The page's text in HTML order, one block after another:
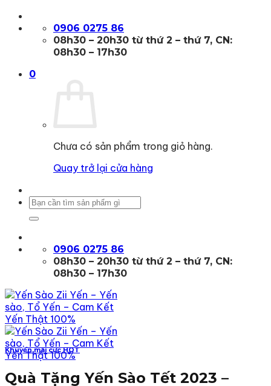
qua
0906 0275 86
08h30 – 20h30 từ thứ 2 – thứ 7, CN:
08h30 – 17h30
0
Chưa có sản phẩm trong giỏ hàng.
Quay trở lại cửa hàng
Tìm
0906 0275 86
08h30 – 20h30 từ thứ 2 – thứ 7, CN:
08h30 – 17h30
Khuyến mãi cực HOT
Quà Tặng Yến Sào Tết 2023 –